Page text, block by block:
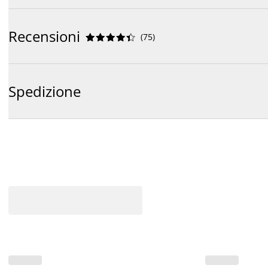
Recensioni 




 (75)
Spedizione